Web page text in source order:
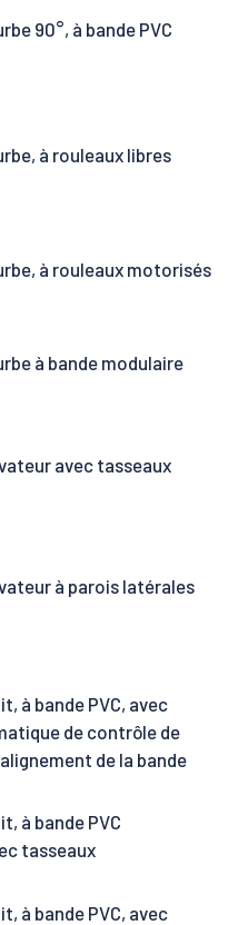
90°, à bande PVC
à rouleaux libres
à rouleaux motorisés
à bande modulaire
avec tasseaux
à parois latérales
à bande PVC, avec
de contrôle de
de la bande
à bande PVC
tasseaux
à bande PVC, avec